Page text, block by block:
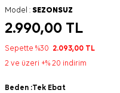
Model : SEZONSUZ
2.990,00 TL
Sepette %30 2.093,00 TL
2 ve üzeri +% 20 indirim
Beden :Tek Ebat